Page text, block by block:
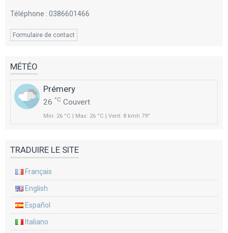
Téléphone : 0386601466
Formulaire de contact
MÉTÉO
Prémery
26 °C Couvert
Min: 26 °C | Max: 26 °C | Vent: 8 kmh 79°
TRADUIRE LE SITE
Français
English
Español
Italiano